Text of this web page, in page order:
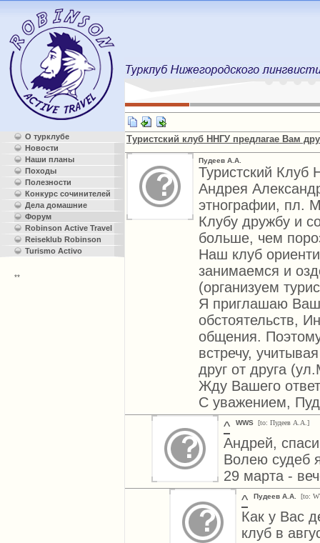
О турклубе
Новости
Наши планы
Походы
Полезности
Конкурс сочинителей
Дела домашние
Форум
Robinson Active Travel
Reiseklub Robinson
Turismo Activo
**
Туристский клуб ННГУ предлагае Вам
Пудеев А.А.
Туристский Клуб
Андрея
этнографии, пл.
Клубу дружбу и
больше, чем
Наш клуб
занимаемся и
(организуем
Я приглашаю Ваш
обстоятельств,
общения.
встречу,
друг от друга
Жду Вашего
С уважением,
^
WWS [to: Пудеев А.А.]
Андрей,
Волею судеб
29 марта -
^
Пудеев А.А. [to:
Как у Вас
клуб в